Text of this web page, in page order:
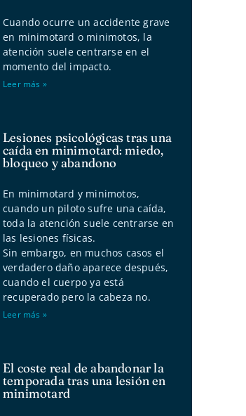
Cuando ocurre un accidente grave
en minimotard o minimotos, la
atención suele centrarse en el
momento del impacto.
Leer más »
Lesiones psicológicas tras una
caída en minimotard: miedo,
bloqueo y abandono
En minimotard y minimotos,
cuando un piloto sufre una caída,
toda la atención suele centrarse en
las lesiones físicas.
Sin embargo, en muchos casos el
verdadero daño aparece después,
cuando el cuerpo ya está
recuperado pero la cabeza no.
Leer más »
El coste real de abandonar la
temporada tras una lesión en
minimotard